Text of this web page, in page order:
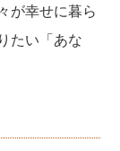
が幸せに暮ら
たい「あな